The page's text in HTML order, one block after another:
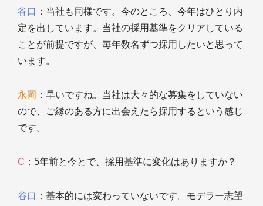
谷口 ：当社も同様です。今のところ、今年はひとり内
定を出しています。当社の採用基準をクリアしている
ことが前提ですが、毎年数名ずつ採用したいと思って
います。
永岡 ：早いですね。当社は大々的な募集をしていない
ので、ご縁のある方に出会えたら採用するという感じ
です。
C ：5年前と今とで、採用基準に変化はありますか？
谷口 ：基本的には変わっていないです。モデラー志望